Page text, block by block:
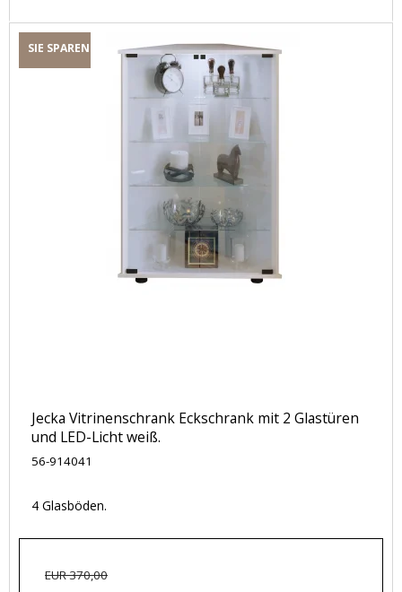
SIE SPAREN
Jecka Vitrinenschrank Eckschrank mit 2 Glastüren
und LED-Licht weiß.
56-914041
4 Glasböden.
EUR 370,00